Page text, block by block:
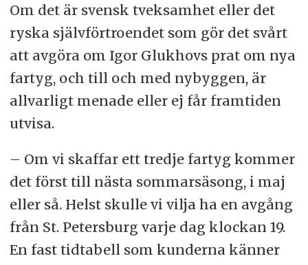
Om det är svensk tveksamhet eller det
ryska självförtroendet som gör det svårt
att avgöra om Igor Glukhovs prat om nya
fartyg, och till och med nybyggen, är
allvarligt menade eller ej får framtiden
utvisa.
– Om vi skaffar ett tredje fartyg kommer
det först till nästa sommarsäsong, i maj
eller så. Helst skulle vi vilja ha en avgång
från St. Petersburg varje dag klockan 19.
En fast tidtabell som kunderna känner